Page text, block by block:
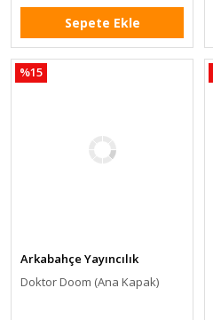
Sepete Ekle
%15
Arkabahçe Yayıncılık
Doktor Doom (Ana Kapak)